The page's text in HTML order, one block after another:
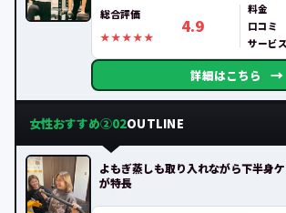
総合評価
4.9
料金
口コミ
サービス
詳細はこちら →
女性おすすめ②02OUTLINE
よもぎ蒸しも取り入れながら下半身
が特長